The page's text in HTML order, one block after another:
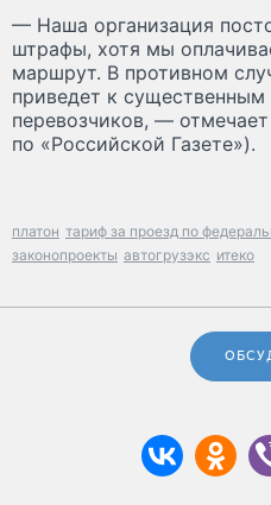
— Наша организация
штрафы, хотя мы
маршрут. В противном
приведет к
перевозчиков, —
по «Российской Газете»).
платон тариф за проезд по
законопроекты автогрузэкс итеко